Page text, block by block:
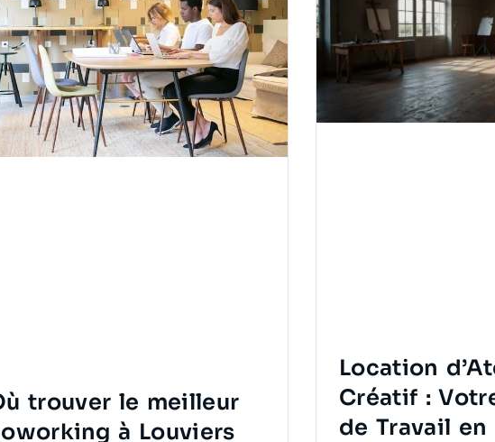
trouver le meilleur
à Louviers
Location
Créatif :
de Travail en